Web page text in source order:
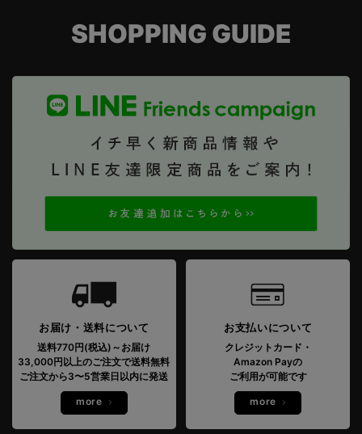
SHOPPING GUIDE
お届け・送料について
送料770円(税込)～お届け
33,000円以上のご注文で送料無料
ご注文から3〜5営業日以内に発送
more
お支払いについて
クレジットカード・
Amazon Payの
ご利用が可能です
more